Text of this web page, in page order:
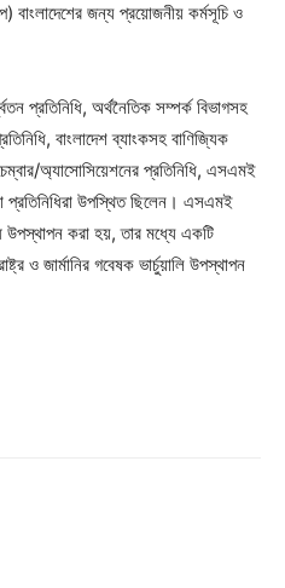
বাংলাদেশের জন্য প্রয়োজনীয় কর্মসূচি ও
প্রতিনিধি, অর্থনৈতিক সম্পর্ক বিভাগসহ
বাংলাদেশ ব্যাংকসহ বাণিজ্যিক
অ্যাসোসিয়েশনের প্রতিনিধি, এসএমই
প্রতিনিধিরা উপস্থিত ছিলেন। এসএমই
উপস্থাপন করা হয়, তার মধ্যে একটি
ও জার্মানির গবেষক ভার্চুয়ালি উপস্থাপন